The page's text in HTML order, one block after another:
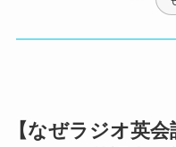
【なぜラジオ英